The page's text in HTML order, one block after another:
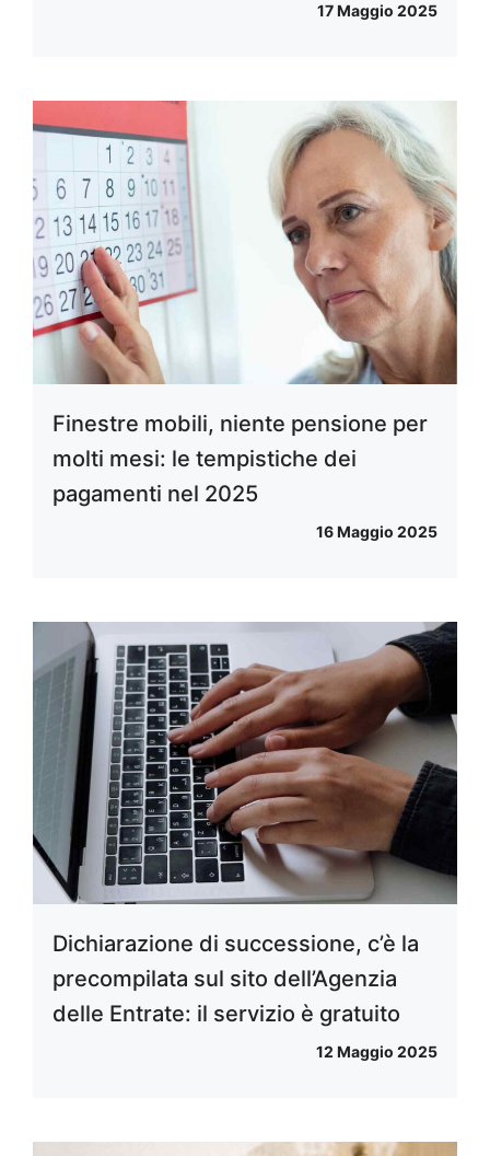
17 Maggio 2025
Finestre mobili, niente pensione per
molti mesi: le tempistiche dei
pagamenti nel 2025
16 Maggio 2025
Dichiarazione di successione, c’è la
precompilata sul sito dell’Agenzia
delle Entrate: il servizio è gratuito
12 Maggio 2025